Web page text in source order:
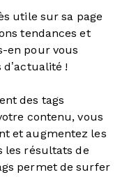
utile sur sa page
tendances et
en pour vous
!
des tags
contenu, vous
et augmentez les
les résultats de
permet de surfer